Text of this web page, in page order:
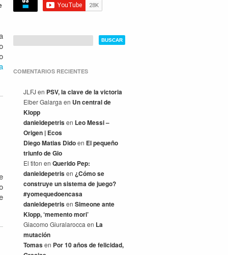
COMENTARIOS RECIENTES
JLFJ en PSV, la clave de la victoria
Elber Galarga en Un central de
Klopp
danieldepetrisen Leo Messi –
Origen | Ecos
Diego Matias Didoen El pequeño
triunfo de Gio
El titon en Querido Pep:
danieldepetrisen ¿Cómo se
construye un sistema de juego?
#yomequedoencasa
danieldepetrisen Simeone ante
Klopp, ‘memento mori’
Giacomo Giuralarocca en La
mutación
Tomasen Por 10 años de felicidad,